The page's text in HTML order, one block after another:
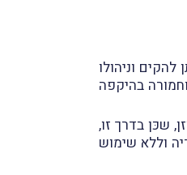
וניהולו
בהיקפה
שכּן בדרך זו,
וללא שימוש